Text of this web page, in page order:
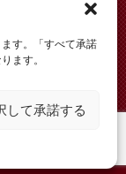
す。「すべて承諾
ます。
して承諾する